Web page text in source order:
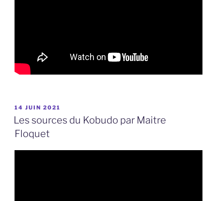
PUBLIÉ
LE
14 JUIN 2021
Les sources du Kobudo par Maitre
Floquet